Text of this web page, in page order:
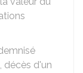
décès d'un